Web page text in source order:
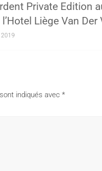
Private Edition
Liège Van Der
indiqués avec *